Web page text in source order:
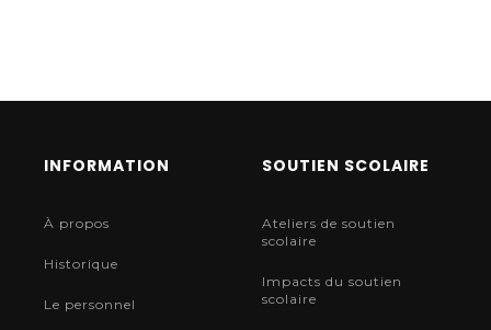
INFORMATION
À propos
Historique
Le personnel
SOUTIEN SCOLAIRE
Ateliers de soutien
scolaire
Impacts du soutien
scolaire